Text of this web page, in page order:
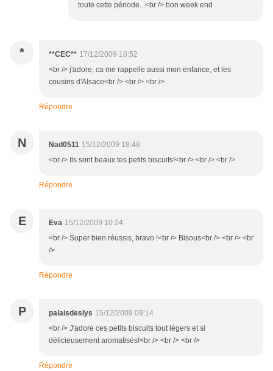
toute cette période...<br /> bon week end
* **CEC** 17/12/2009 18:52
<br /> j'adore, ca me rappelle aussi mon enfance, et les
cousins d'Alsace<br /> <br /> <br />
Répondre
N Nad0511 15/12/2009 18:48
<br /> Ils sont beaux tes petits biscuits!<br /> <br /> <br />
Répondre
E Eva 15/12/2009 10:24
<br /> Super bien réussis, bravo !<br /> Bisous<br /> <br /> <br
/>
Répondre
P palaisdeslys 15/12/2009 09:14
<br /> J'adore ces petits biscuits tout légers et si
délicieusement aromatisés!<br /> <br /> <br />
Répondre